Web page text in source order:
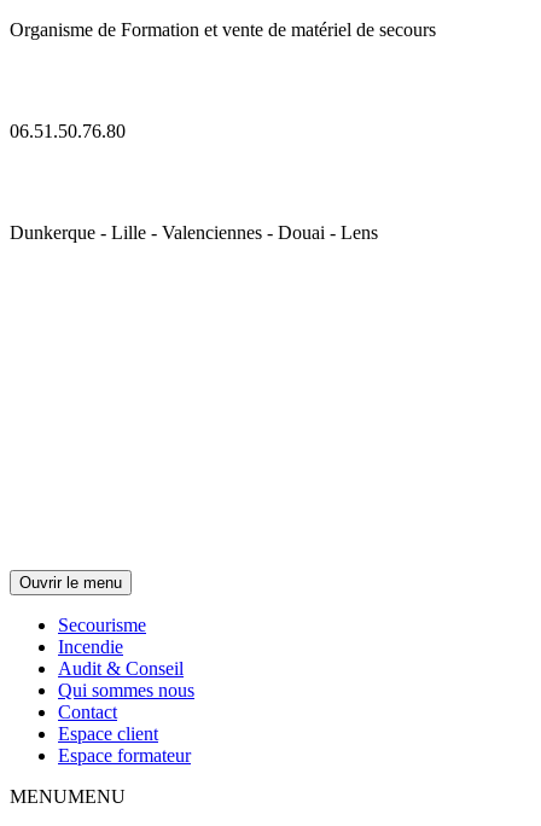
Organisme de Formation et vente de matériel de secours
06.51.50.76.80
Dunkerque - Lille - Valenciennes - Douai - Lens
Ouvrir le menu
Secourisme
Incendie
Audit & Conseil
Qui sommes nous
Contact
Espace client
Espace formateur
MENUMENU